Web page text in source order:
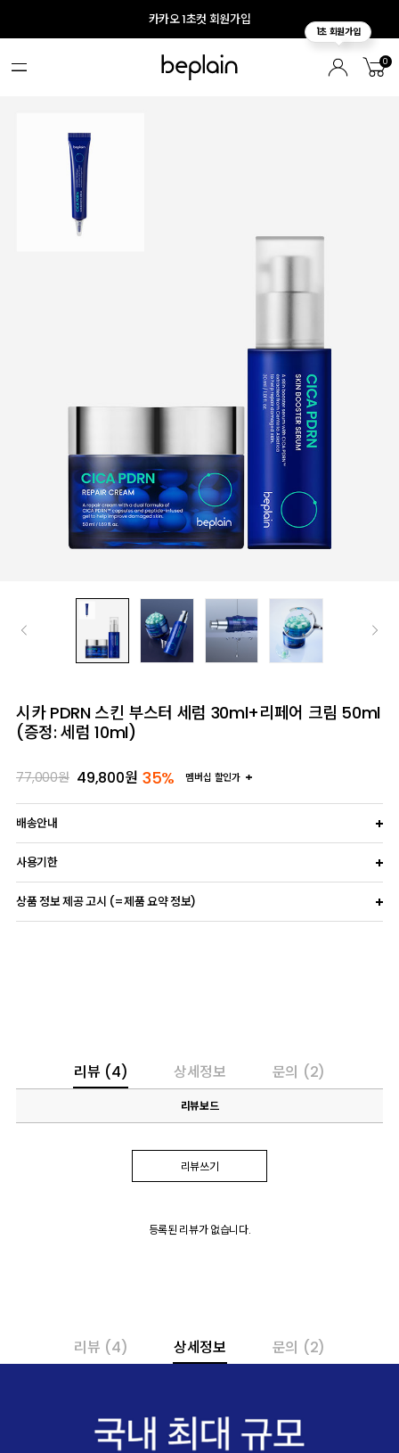
카카오 1초컷 회원가입
0
시카 PDRN 스킨 부스터 세럼 30ml+리페어 크림 50ml
(증정: 세럼 10ml)
77,000원 49,800원 35% 멤버십 할인가
배송안내
사용기한
상품 정보 제공 고시 (=제품 요약 정보)
리뷰 (4) 상세정보 문의 (2)
리뷰보드
리뷰쓰기
등록된 리뷰가 없습니다.
리뷰 (4) 상세정보 문의 (2)